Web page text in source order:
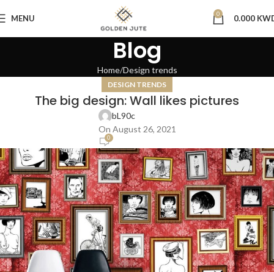
MENU 0 0.000
Blog
Home Design trends
DESIGN TRENDS
The big design: Wall likes pictures
bL90c
On August 26, 2021
0